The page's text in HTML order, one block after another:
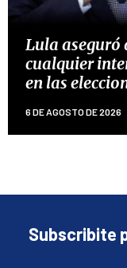
Lula aseguró
cualquier
en las
6 DE AGOSTO DE 2026
Subscribite